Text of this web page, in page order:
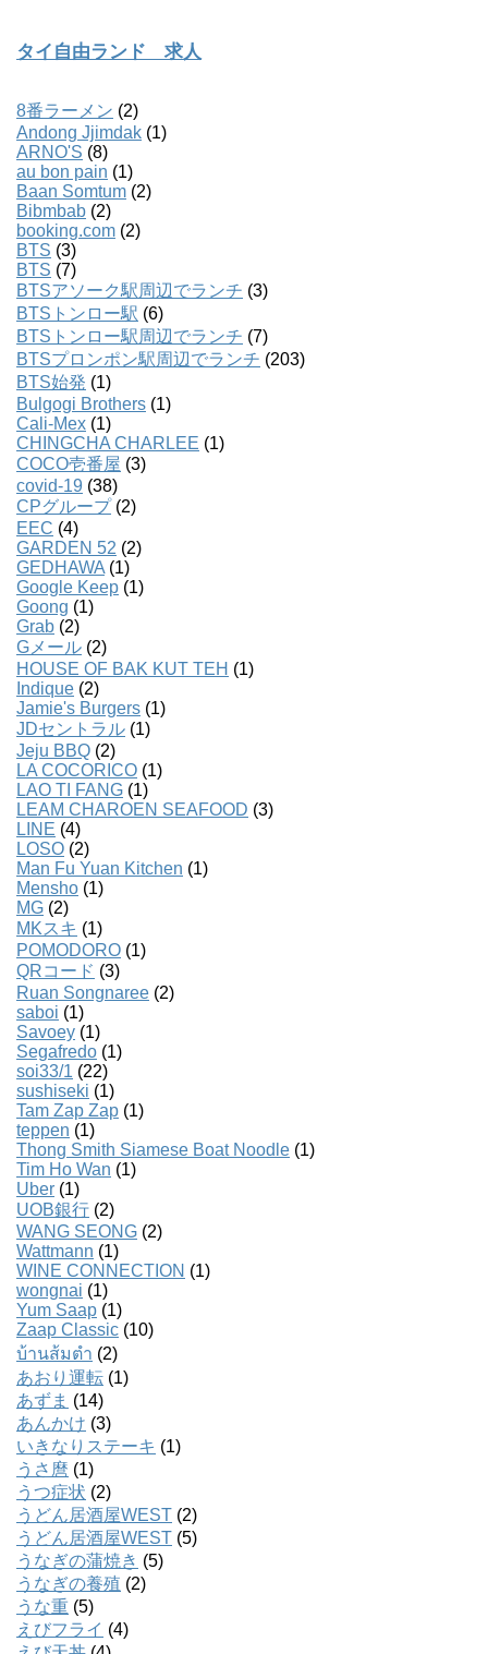
タイ自由ランド 求人
8番ラーメン (2)
Andong Jjimdak (1)
ARNO'S (8)
au bon pain (1)
Baan Somtum (2)
Bibmbab (2)
booking.com (2)
BTS (3)
BTS (7)
BTSアソーク駅周辺でランチ (3)
BTSトンロー駅 (6)
BTSトンロー駅周辺でランチ (7)
BTSプロンポン駅周辺でランチ (203)
BTS始発 (1)
Bulgogi Brothers (1)
Cali-Mex (1)
CHINGCHA CHARLEE (1)
COCO壱番屋 (3)
covid-19 (38)
CPグループ(2)
EEC (4)
GARDEN 52 (2)
GEDHAWA (1)
Google Keep (1)
Goong (1)
Grab (2)
Gメール (2)
HOUSE OF BAK KUT TEH (1)
Indique (2)
Jamie's Burgers (1)
JDセントラル (1)
Jeju BBQ (2)
LA COCORICO (1)
LAO TI FANG (1)
LEAM CHAROEN SEAFOOD (3)
LINE (4)
LOSO (2)
Man Fu Yuan Kitchen (1)
Mensho (1)
MG (2)
MKスキ (1)
POMODORO (1)
QRコード (3)
Ruan Songnaree (2)
saboi (1)
Savoey (1)
Segafredo (1)
soi33/1 (22)
sushiseki (1)
Tam Zap Zap (1)
teppen (1)
Thong Smith Siamese Boat Noodle (1)
Tim Ho Wan (1)
Uber (1)
UOB銀行 (2)
WANG SEONG (2)
Wattmann (1)
WINE CONNECTION (1)
wongnai (1)
Yum Saap (1)
Zaap Classic (10)
บ้านส้มตํา (2)
あおり運転 (1)
あずま (14)
あんかけ (3)
いきなりステーキ (1)
うさ麿 (1)
うつ症状 (2)
うどん居酒屋WEST (2)
うどん居酒屋WEST (5)
うなぎの蒲焼き (5)
うなぎの養殖 (2)
うな重 (5)
えびフライ (4)